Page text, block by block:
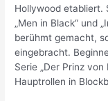
Hollywood etabliert.
„Men in Black“ und
berühmt gemacht,
eingebracht.
Serie „Der Prinz
Hauptrollen in